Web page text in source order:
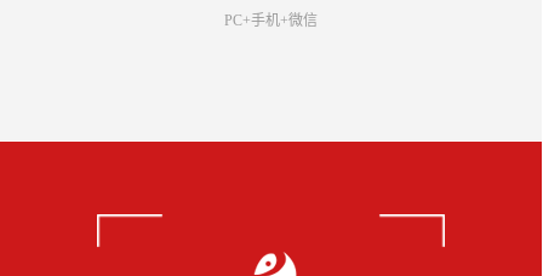
PC+手机+微信